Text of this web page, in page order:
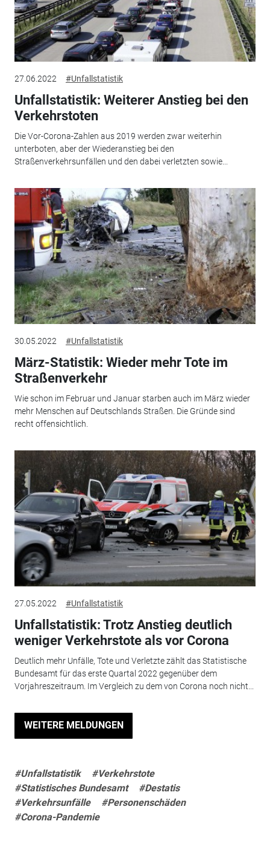
27.06.2022 #Unfallstatistik
Unfallstatistik: Weiterer Anstieg bei den
Verkehrstoten
Die Vor-Corona-Zahlen aus 2019 werden zwar weiterhin
unterboten, aber der Wiederanstieg bei den
Straßenverkehrsunfällen und den dabei verletzten sowie...
30.05.2022 #Unfallstatistik
März-Statistik: Wieder mehr Tote im
Straßenverkehr
Wie schon im Februar und Januar starben auch im März wieder
mehr Menschen auf Deutschlands Straßen. Die Gründe sind
recht offensichtlich.
27.05.2022 #Unfallstatistik
Unfallstatistik: Trotz Anstieg deutlich
weniger Verkehrstote als vor Corona
Deutlich mehr Unfälle, Tote und Verletzte zählt das Statistische
Bundesamt für das erste Quartal 2022 gegenüber dem
Vorjahreszeitraum. Im Vergleich zu dem von Corona noch nicht...
WEITERE MELDUNGEN
#Unfallstatistik
#Verkehrstote
#Statistisches Bundesamt
#Destatis
#Verkehrsunfälle
#Personenschäden
#Corona-Pandemie